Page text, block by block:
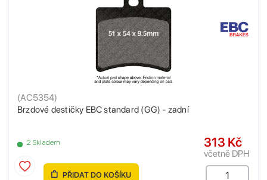
Brzdové destičky EBC standard (GG) - zadní
(AC5354)
2 Skladem 313 Kč
včetně DPH
PŘIDAT DO KOŠÍKU